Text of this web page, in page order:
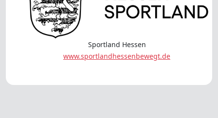
Sportland Hessen
www.sportlandhessenbewegt.de